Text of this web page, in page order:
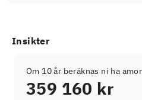
Insikter
Om 10 år beräknas ni ha
359 160 kr